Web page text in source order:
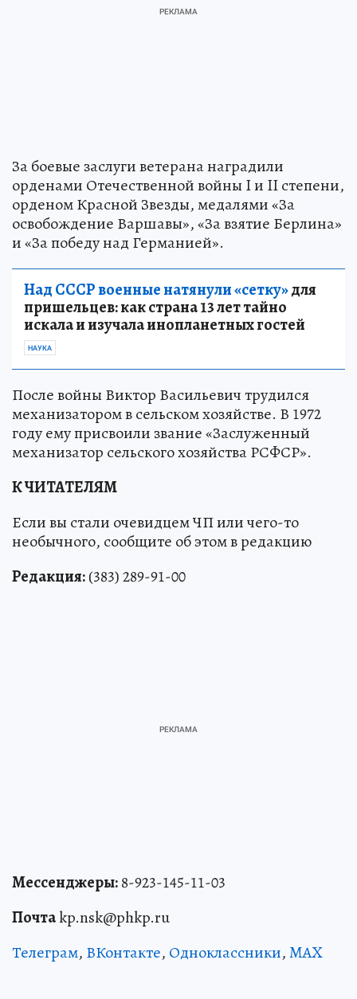
За боевые заслуги ветерана наградили
орденами Отечественной войны I и II степени,
орденом Красной Звезды, медалями «За
освобождение Варшавы», «За взятие Берлина»
и «За победу над Германией».
Над СССР военные натянули «сетку»для
пришельцев: как страна 13 лет тайно
искала и изучала инопланетных гостей
НАУКА
После войны Виктор Васильевич трудился
механизатором в сельском хозяйстве. В 1972
году ему присвоили звание «Заслуженный
механизатор сельского хозяйства РСФСР».
К ЧИТАТЕЛЯМ
Если вы стали очевидцем ЧП или чего-то
необычного, сообщите об этом в редакцию
Редакция:(383) 289-91-00
Мессенджеры:8-923-145-11-03
Почтаkp.nsk@phkp.ru
Телеграм, ВКонтакте, Одноклассники,MAX